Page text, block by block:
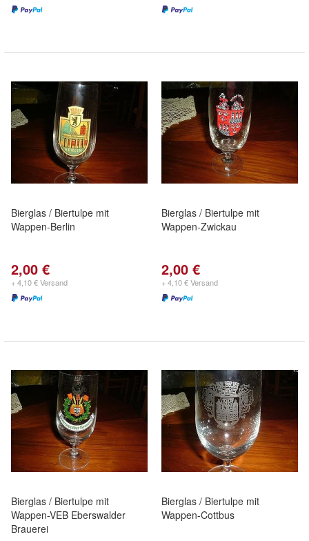
Bierglas / Biertulpe mit
Wappen-Berlin
2,00 €
+ 4,10 € Versand
Bierglas / Biertulpe mit
Wappen-Zwickau
2,00 €
+ 4,10 € Versand
Bierglas / Biertulpe mit
Wappen-VEB Eberswalder
Brauerei
Bierglas / Biertulpe mit
Wappen-Cottbus